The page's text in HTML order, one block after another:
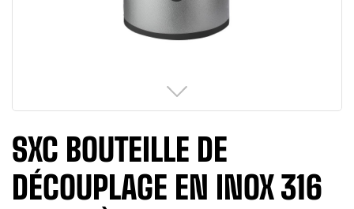
SXC BOUTEILLE DE
DÉCOUPLAGE EN INOX 316